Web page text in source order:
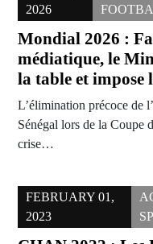
2026
Mondial 2026 :
médiatique, le
la table et impose
L’élimination précoce de
Sénégal lors de la Coupe
crise…
FEBRUARY 01,
2023